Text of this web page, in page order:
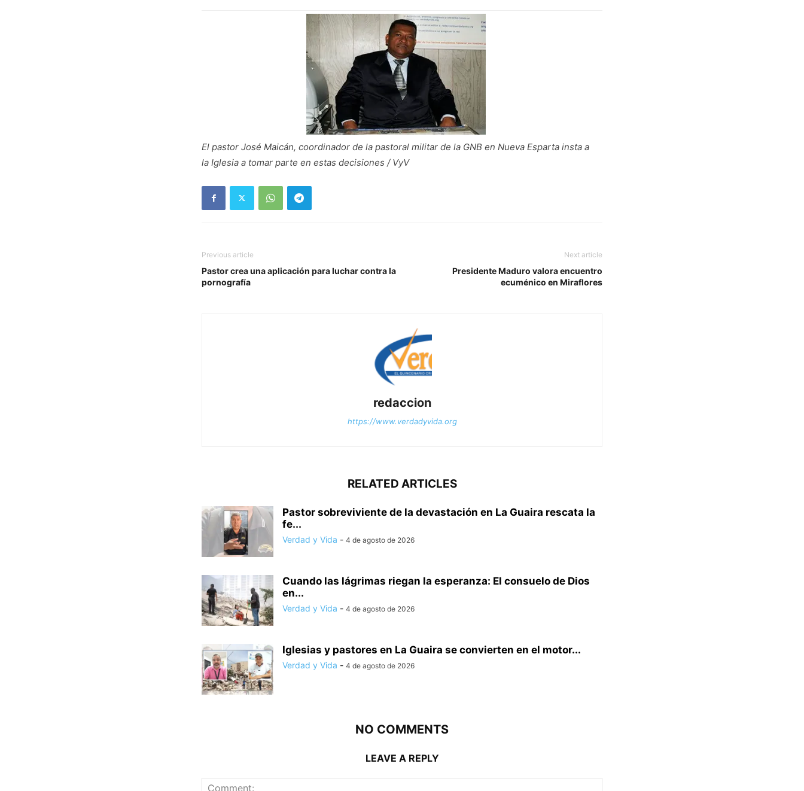
El pastor José Maicán, coordinador de la pastoral militar de la GNB en Nueva Esparta insta a
la Iglesia a tomar parte en estas decisiones / VyV
Previous article
Pastor crea una aplicación para luchar contra la
pornografía
Next article
Presidente Maduro valora encuentro
ecuménico en Miraflores
redaccion
https://www.verdadyvida.org
RELATED ARTICLES
Pastor sobreviviente de la devastación en La Guaira rescata la
fe...
Verdad y Vida - 4 de agosto de 2026
Cuando las lágrimas riegan la esperanza: El consuelo de Dios
en...
Verdad y Vida - 4 de agosto de 2026
Iglesias y pastores en La Guaira se convierten en el motor...
Verdad y Vida - 4 de agosto de 2026
NO COMMENTS
LEAVE A REPLY